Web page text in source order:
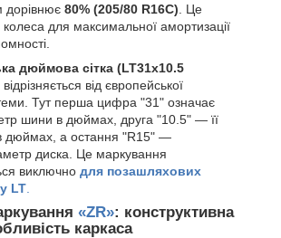
дорівнює 80% (205/80 R16C) . Це
колеса для максимальної амортизації
дюймова сітка (LT31x10.5
від європейської
Тут перша цифра "31" означає
шини в дюймах, друга "10.5" — її
дюймах, а остання "R15" —
диска. Це маркування
виключно для позашляхових
LT
«ZR»: конструктивна
каркаса